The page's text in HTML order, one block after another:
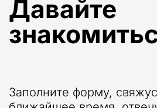
Давайте
Заполните форму,